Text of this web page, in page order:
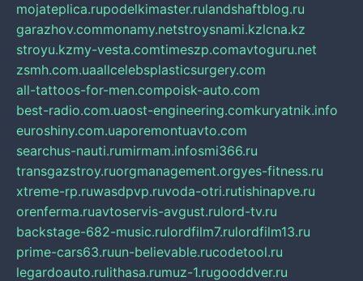
mojateplica.rupodelkimaster.rulandshaftblog.ru
garazhov.commonamy.netstroysnami.kzlcna.kz
stroyu.kzmy-vesta.comtimeszp.comavtoguru.net
zsmh.com.uaallcelebsplasticsurgery.com
all-tattoos-for-men.compoisk-auto.com
best-radio.com.uaost-engineering.comkuryatnik.info
euroshiny.com.uaporemontuavto.com
searchus-nauti.rumirmam.infosmi366.ru
transgazstroy.ruorgmanagement.orgyes-fitness.ru
xtreme-rp.ruwasdpvp.ruvoda-otri.rutishinapve.ru
orenferma.ruavtoservis-avgust.rulord-tv.ru
backstage-682-music.rulordfilm7.rulordfilm13.ru
prime-cars63.ruun-believable.rucodetool.ru
legardoauto.rulithasa.rumuz-1.rugooddver.ru